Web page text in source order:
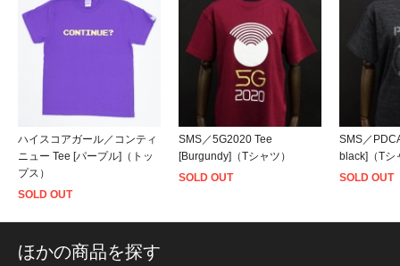
ハイスコアガール／コンティ
ニュー Tee [パープル]（トッ
プス）
SOLD OUT
SMS／5G2020 Tee
[Burgundy]（Tシャツ）
SOLD OUT
SMS／
black]（Tシ
SOLD OUT
ほかの商品を探す